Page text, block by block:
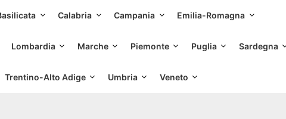
Calabria Campania Emilia-Romagna
Lombardia Marche Piemonte Puglia Sardegna
Trentino-Alto Adige Umbria Veneto